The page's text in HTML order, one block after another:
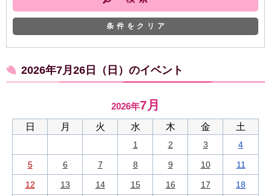
条件をクリア
2026年7月26日（日）のイベント
2026年7月
日 月 火 水 木 金 土
1 2 3 4
5 6 7 8 9 10 11
12 13 14 15 16 17 18